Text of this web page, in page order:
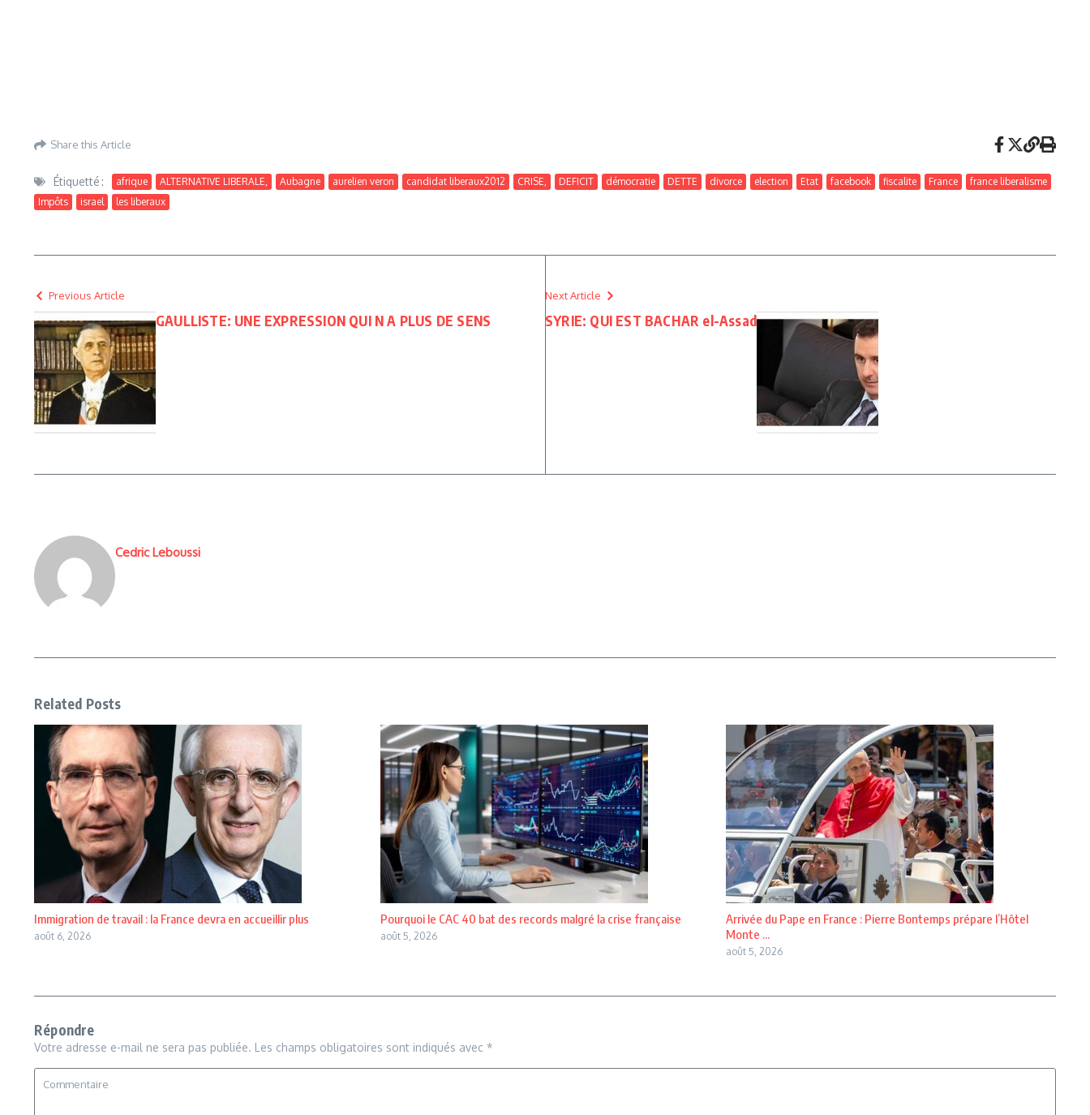
Share this Article
Étiquetté : afrique ALTERNATIVE LIBERALE, Aubagne aurelien veron candidat liberaux2012 CRISE, DEFICIT démocratie DETTE divorce election Etat facebook fiscalite France
france liberalisme
Impôts
israel les liberaux
Previous Article
GAULLISTE: UNE EXPRESSION QUI N A PLUS DE SENS
Next Article
SYRIE: QUI EST BACHAR el-Assad
Cedric Leboussi
Related Posts
Immigration de travail : la France devra en accueillir plus
août 6, 2026
Pourquoi le CAC 40 bat des records malgré la crise française
août 5, 2026
Arrivée du Pape en France : Pierre Bontemps prépare l’Hôtel
Monte ...
août 5, 2026
Répondre
Votre adresse e-mail ne sera pas publiée. Les champs obligatoires sont indiqués avec *